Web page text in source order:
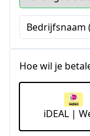
Bedrijfsnaam
Hoe wil je
iDEAL |